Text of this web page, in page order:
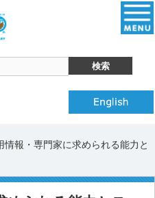
情報・専門家に求められる能力と